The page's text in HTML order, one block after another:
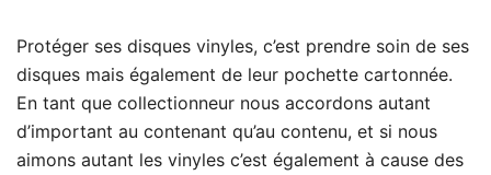
Protéger ses disques vinyles, c’est prendre soin de ses
disques mais également de leur pochette cartonnée.
En tant que collectionneur nous accordons autant
d’important au contenant qu’au contenu, et si nous
aimons autant les vinyles c’est également à cause des